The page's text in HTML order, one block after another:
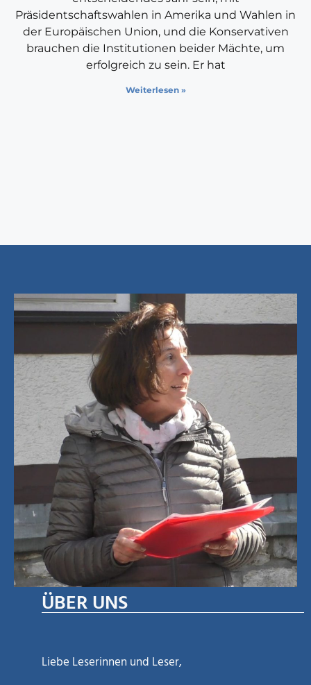
Präsidentschaftswahlen in Amerika und Wahlen in
der Europäischen Union, und die Konservativen
brauchen die Institutionen beider Mächte, um
erfolgreich zu sein. Er hat
Weiterlesen »
ÜBER UNS
Liebe Leserinnen und Leser,